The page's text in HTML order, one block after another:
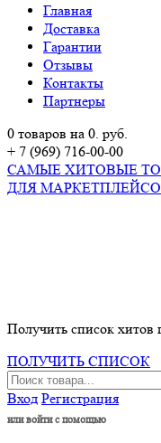
Главная
Доставка
Гарантии
Отзывы
Контакты
Партнеры
0 товаров на 0. руб.
+ 7 (969) 716-00-00
САМЫЕ ХИТОВЫЕ
ДЛЯ
Получить список хитов
ПОЛУЧИТЬ СПИСОК
Вход Регистрация
или войти с помощью